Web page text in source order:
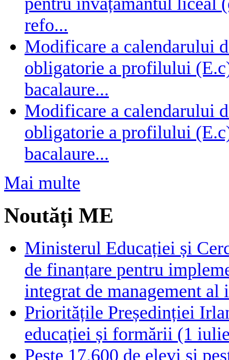
refo...
Modificare a calendarului
obligatorie a profilului
bacalaure...
Modificare a calendarului
obligatorie a profilului
bacalaure...
Mai multe
Noutăți ME
Ministerul Educației și
de finanțare pentru
integrat de management
Prioritățile Președinției
educației și formării (1
Peste 17.600 de elevi și